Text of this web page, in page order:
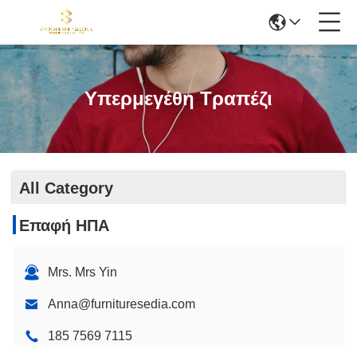
Υπερμεγέθη Τραπέζι
All Category
Επαφή ΗΠΑ
Mrs. Mrs Yin
Anna@furnituresedia.com
185 7569 7115